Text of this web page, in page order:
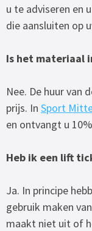
u te adviseren en
die aansluiten op
Is het materiaal
Nee. De huur van
prijs. In Sport
en ontvangt u
Heb ik een lift
Ja. In principe
gebruik maken
maakt niet uit of